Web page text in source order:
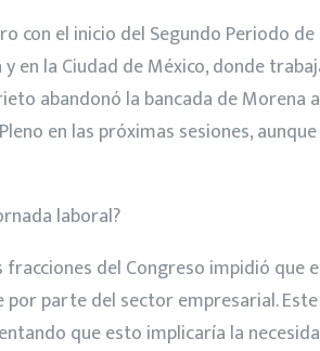
con el inicio del Segundo Periodo
en la Ciudad de México, donde
abandonó la bancada de
en las próximas sesiones,
laboral?
del Congreso impidió
parte del sector empresarial.
que esto implicaría la